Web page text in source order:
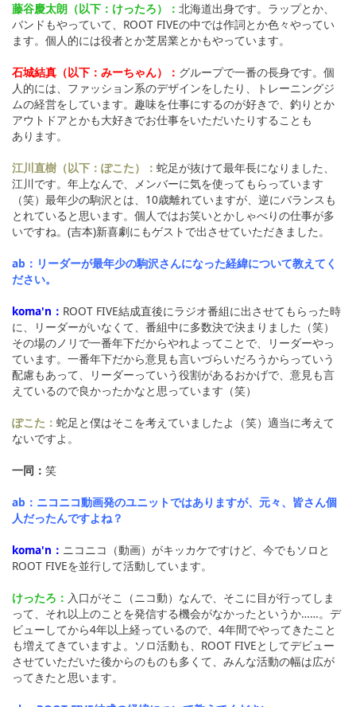
藤谷慶太朗（以下：けったろ）： 北海道出身です。ラップとか、
バンドもやっていて、ROOT FIVEの中では作詞とか色々やってい
ます。個人的には役者とか芝居業とかもやっています。
石城結真（以下：みーちゃん）： グループで一番の長身です。個
人的には、ファッション系のデザインをしたり、トレーニングジ
ムの経営をしています。趣味を仕事にするのが好きで、釣りとか
アウトドアとかも大好きでお仕事をいただいたりすることも
あります。
江川直樹（以下：ぽこた）： 蛇足が抜けて最年長になりました、
江川です。年上なんで、メンバーに気を使ってもらっています
（笑）最年少の駒沢とは、10歳離れていますが、逆にバランスも
とれていると思います。個人ではお笑いとかしゃべりの仕事が多
いですね。(吉本)新喜劇にもゲストで出させていただきました。
ab：リーダーが最年少の駒沢さんになった経緯について教えてく
ださい。
koma'n： ROOT FIVE結成直後にラジオ番組に出させてもらった時
に、リーダーがいなくて、番組中に多数決で決まりました（笑）
その場のノリで一番年下だからやれよってことで、リーダーやっ
ています。一番年下だから意見も言いづらいだろうからっていう
配慮もあって、リーダーっていう役割があるおかげで、意見も言
えているので良かったかなと思っています（笑）
ぽこた： 蛇足と僕はそこを考えていましたよ（笑）適当に考えて
ないですよ。
一同： 笑
ab：ニコニコ動画発のユニットではありますが、元々、皆さん個
人だったんですよね？
koma'n： ニコニコ（動画）がキッカケですけど、今でもソロと
ROOT FIVEを並行して活動しています。
けったろ： 入口がそこ（ニコ動）なんで、そこに目が行ってしま
って、それ以上のことを発信する機会がなかったというか……。デ
ビューしてから4年以上経っているので、4年間でやってきたこと
も増えてきていますよ。ソロ活動も、ROOT FIVEとしてデビュー
させていただいた後からのものも多くて、みんな活動の幅は広が
ってきたと思います。